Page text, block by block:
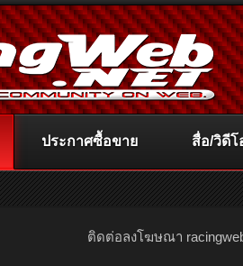
ติดต่อลงโฆษณา
ประกาศซื้อขาย สื่อ/วิดีโ